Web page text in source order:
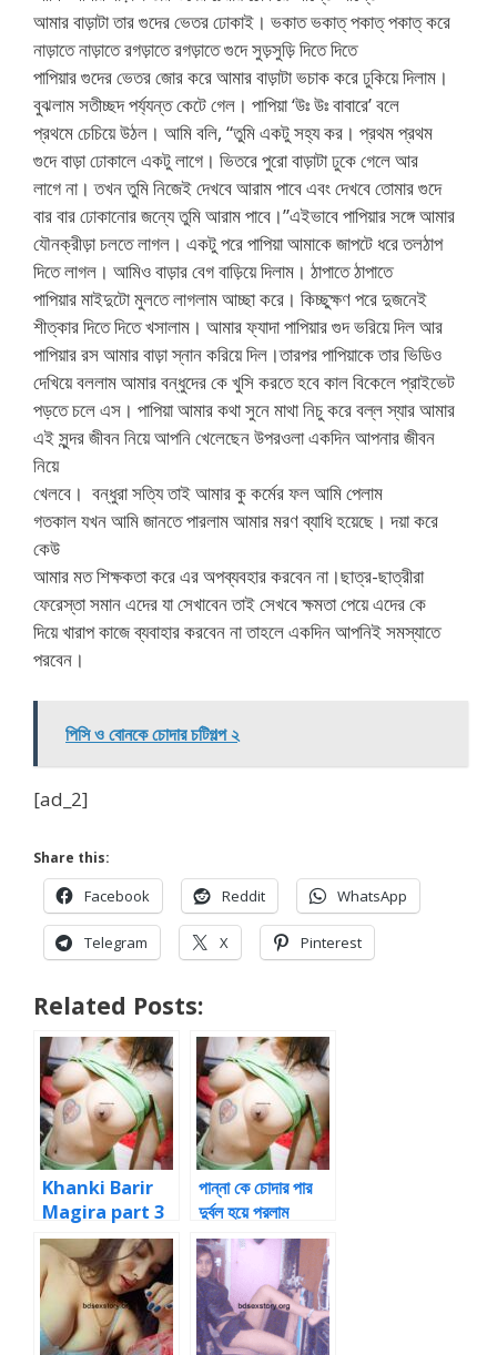
আমার বাড়াটা তার গুদের ভেতর ঢোকাই। ভকাত ভকাত্ পকাত্ পকাত্ করে
নাড়াতে নাড়াতে রগড়াতে রগড়াতে গুদে সুড়সুড়ি দিতে দিতে
পাপিয়ার গুদের ভেতর জোর করে আমার বাড়াটা ভচাক করে ঢুকিয়ে দিলাম।
বুঝলাম সতীচ্ছদ পর্য্যন্ত কেটে গেল। পাপিয়া ‘উঃ উঃ বাবারে’ বলে
প্রথমে চেচিয়ে উঠল। আমি বলি, “তুমি একটু সহ্য কর। প্রথম প্রথম
গুদে বাড়া ঢোকালে একটু লাগে। ভিতরে পুরো বাড়াটা ঢুকে গেলে আর
লাগে না। তখন তুমি নিজেই দেখবে আরাম পাবে এবং দেখবে তোমার গুদে
বার বার ঢোকানোর জন্যে তুমি আরাম পাবে।”এইভাবে পাপিয়ার সঙ্গে আমার
যৌনক্রীড়া চলতে লাগল। একটু পরে পাপিয়া আমাকে জাপটে ধরে তলঠাপ
দিতে লাগল। আমিও বাড়ার বেগ বাড়িয়ে দিলাম। ঠাপাতে ঠাপাতে
পাপিয়ার মাইদুটো মুলতে লাগলাম আচ্ছা করে। কিচ্ছুক্ষণ পরে দুজনেই
শীত্কার দিতে দিতে খসালাম। আমার ফ্যাদা পাপিয়ার গুদ ভরিয়ে দিল আর
পাপিয়ার রস আমার বাড়া স্নান করিয়ে দিল।তারপর পাপিয়াকে তার ভিডিও
দেখিয়ে বললাম আমার বন্ধুদের কে খুসি করতে হবে কাল বিকেলে প্রাইভেট
পড়তে চলে এস। পাপিয়া আমার কথা সুনে মাথা নিচু করে বল্ল স্যার আমার
এই সুন্দর জীবন নিয়ে আপনি খেলেছেন উপরওলা একদিন আপনার জীবন
নিয়ে
খেলবে। বন্ধুরা সত্যি তাই আমার কু কর্মের ফল আমি পেলাম
গতকাল যখন আমি জানতে পারলাম আমার মরণ ব্যাধি হয়েছে। দয়া করে
কেউ
আমার মত শিক্ষকতা করে এর অপব্যবহার করবেন না।ছাত্র-ছাত্রীরা
ফেরেস্তা সমান এদের যা সেখাবেন তাই সেখবে ক্ষমতা পেয়ে এদের কে
দিয়ে খারাপ কাজে ব্যবাহার করবেন না তাহলে একদিন আপনিই সমস্যাতে
পরবেন।
পিসি ও বোনকে চোদার চটিগল্প ২
[ad_2]
Share this:
Facebook Reddit WhatsApp
Telegram X Pinterest
Related Posts:
Khanki Barir
Magira part 3
পান্না কে চোদার পার
দুর্বল হয়ে পরলাম
Bangla
PanuGolpo